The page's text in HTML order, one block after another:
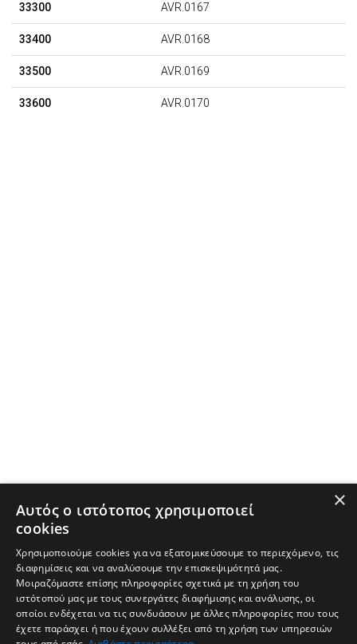
33300 AVR.0167
33400 AVR.0168
33500 AVR.0169
33600 AVR.0170
×
Αυτός ο ιστότοπος χρησιμοποιεί
cookies
Χρησιμοποιούμε cookies για να εξατομικεύσουμε το περιεχόμενο, τις
διαφημίσεις και να αναλύσουμε την επισκεψιμότητά μας.
Μοιραζόμαστε επίσης πληροφορίες σχετικά με τη χρήση του
ιστότοπού μας με τους συνεργάτες διαφήμισης και ανάλυσης, οι
οποίοι ενδέχεται να τις συνδυάσουν με άλλες πληροφορίες που τους
έχετε παράσχει ή που έχουν συλλέξει από τη χρήση των υπηρεσιών